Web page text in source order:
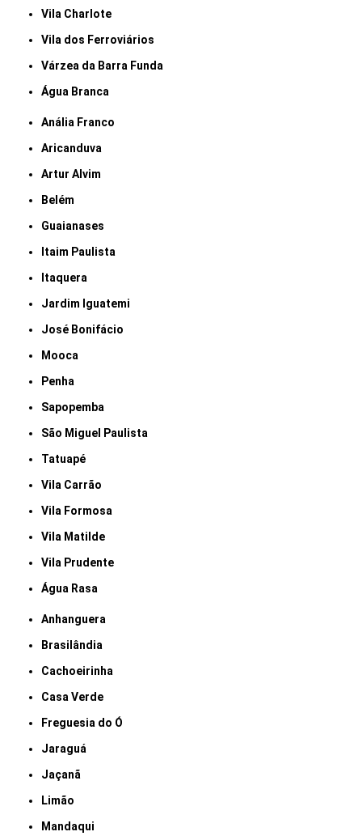
Vila Charlote
Vila dos Ferroviários
Várzea da Barra Funda
Água Branca
Anália Franco
Aricanduva
Artur Alvim
Belém
Guaianases
Itaim Paulista
Itaquera
Jardim Iguatemi
José Bonifácio
Mooca
Penha
Sapopemba
São Miguel Paulista
Tatuapé
Vila Carrão
Vila Formosa
Vila Matilde
Vila Prudente
Água Rasa
Anhanguera
Brasilândia
Cachoeirinha
Casa Verde
Freguesia do Ó
Jaraguá
Jaçanã
Limão
Mandaqui